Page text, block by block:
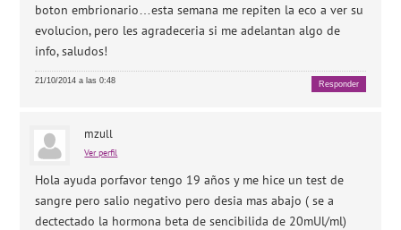
boton embrionario…esta semana me repiten la eco a ver su
evolucion, pero les agradeceria si me adelantan algo de
info, saludos!
21/10/2014 a las 0:48 Responder
mzull
Ver perfil
Hola ayuda porfavor tengo 19 años y me hice un test de
sangre pero salio negativo pero desia mas abajo ( se a
dectectado la hormona beta de sencibilida de 20mUl/ml)